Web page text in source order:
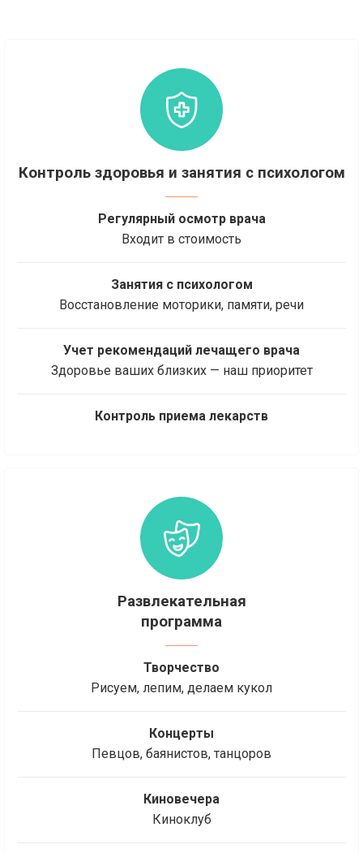
Контроль здоровья и занятия с психологом
Регулярный осмотр врача
Входит в стоимость
Занятия с психологом
Восстановление моторики, памяти, речи
Учет рекомендаций лечащего врача
Здоровье ваших близких — наш приоритет
Контроль приема лекарств
Развлекательная
программа
Творчество
Рисуем, лепим, делаем кукол
Концерты
Певцов, баянистов, танцоров
Киновечера
Киноклуб